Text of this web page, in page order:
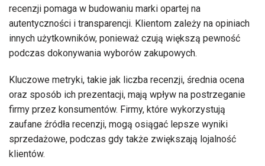
recenzji pomaga w budowaniu marki opartej na
autentyczności i transparencji. Klientom zależy na opiniach
innych użytkowników, ponieważ czują większą pewność
podczas dokonywania wyborów zakupowych.
Kluczowe metryki, takie jak liczba recenzji, średnia ocena
oraz sposób ich prezentacji, mają wpływ na postrzeganie
firmy przez konsumentów. Firmy, które wykorzystują
zaufane źródła recenzji, mogą osiągać lepsze wyniki
sprzedażowe, podczas gdy także zwiększają lojalność
klientów.